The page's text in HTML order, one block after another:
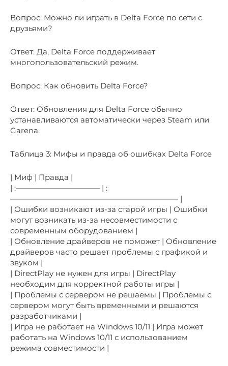
Вопрос: Можно ли играть в Delta Force по сети с
друзьями?
Ответ: Да, Delta Force поддерживает
многопользовательский режим.
Вопрос: Как обновить Delta Force?
Ответ: Обновления для Delta Force обычно
устанавливаются автоматически через Steam или
Garena.
Таблица 3: Мифы и правда об ошибках Delta Force
| Миф | Правда |
| :——————————— | :
—————————————————————— |
| Ошибки возникают из-за старой игры | Ошибки
могут возникать из-за несовместимости с
современным оборудованием |
| Обновление драйверов не поможет | Обновление
драйверов часто решает проблемы с графикой и
звуком |
| DirectPlay не нужен для игры | DirectPlay
необходим для корректной работы игры |
| Проблемы с сервером не решаемы | Проблемы с
сервером могут быть временными и решаются
разработчиками |
| Игра не работает на Windows 10/11 | Игра может
работать на Windows 10/11 с использованием
режима совместимости |